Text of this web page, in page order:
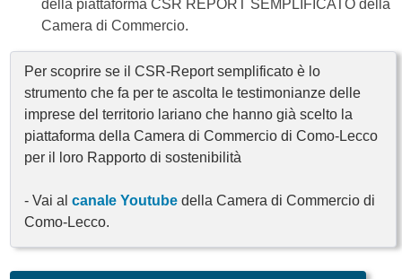
della piattaforma CSR REPORT SEMPLIFICATO della
Camera di Commercio.
Per scoprire se il CSR-Report semplificato è lo
strumento che fa per te ascolta le testimonianze delle
imprese del territorio lariano che hanno già scelto la
piattaforma della Camera di Commercio di Como-Lecco
per il loro Rapporto di sostenibilità
- Vai al canale Youtube della Camera di Commercio di
Como-Lecco.